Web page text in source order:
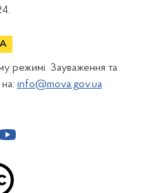
режимі. Зауваження та
info@mova.gov.ua